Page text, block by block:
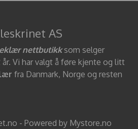
AS
nettbutikksom selger
år. Vi har valgt å føre kjente og litt
fra Danmark, Norge og resten
- Powered by Mystore.no